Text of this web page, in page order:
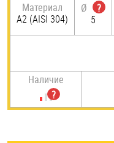
Материал
А2 (AISI 304)
Ø
?
5
Наличие